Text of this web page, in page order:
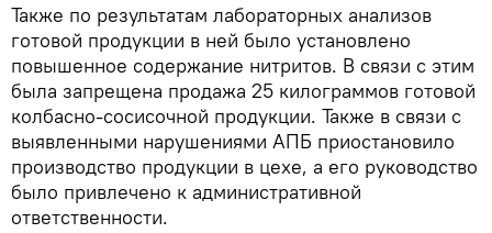
Также по результатам лабораторных анализов
готовой продукции в ней было установлено
повышенное содержание нитритов. В связи с этим
была запрещена продажа 25 килограммов готовой
колбасно-сосисочной продукции. Также в связи с
выявленными нарушениями АПБ приостановило
производство продукции в цехе, а его руководство
было привлечено к административной
ответственности.